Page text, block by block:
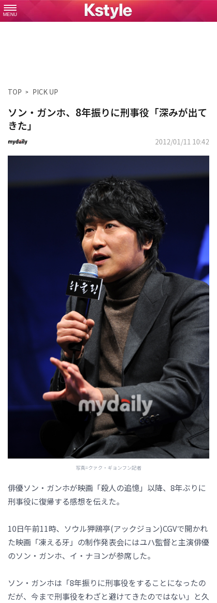
MENU
TOP PICK UP
ソン・ガンホ、8年振りに刑事役「深みが出て
きた」
2012/01/11 10:42
写真=クァク・ギョンフン記者
俳優ソン・ガンホが映画「殺人の追憶」以降、8年ぶりに
刑事役に復帰する感想を伝えた。
10日午前11時、ソウル狎鴎亭(アックジョン)CGVで開かれ
た映画「凍える牙」の制作発表会にはユハ監督と主演俳優
のソン・ガンホ、イ・ナヨンが参席した。
ソン・ガンホは「8年振りに刑事役をすることになったの
だが、今まで刑事役をわざと避けてきたのではない」と久